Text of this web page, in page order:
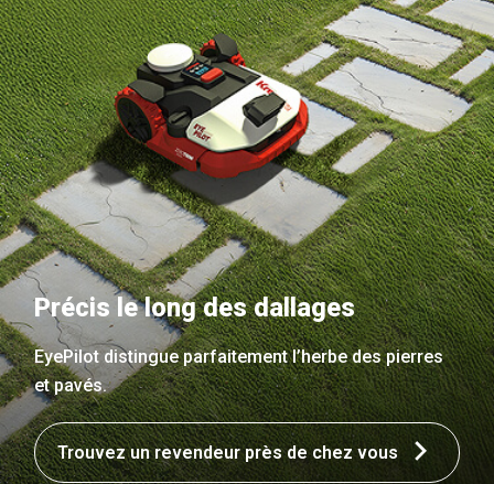
Précis le long des dallages
EyePilot distingue parfaitement l’herbe des pierres
et pavés.
Trouvez un revendeur près de chez vous